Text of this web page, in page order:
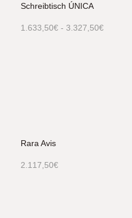
Schreibtisch ÚNICA
1.633,50€ - 3.327,50€
Rara Avis
2.117,50€